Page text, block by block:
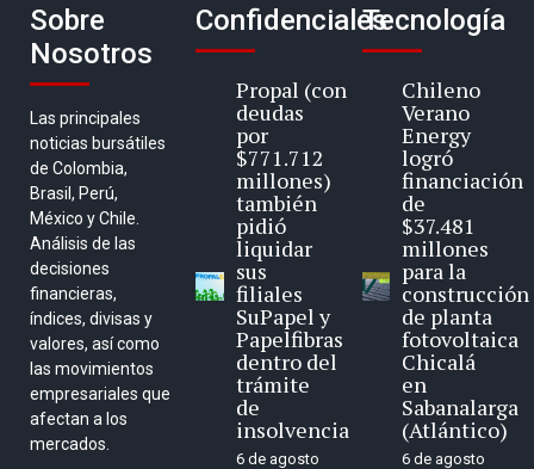
Sobre
Nosotros
Las principales
noticias bursátiles
de Colombia,
Brasil, Perú,
México y Chile.
Análisis de las
decisiones
financieras,
índices, divisas y
valores, así como
las movimientos
empresariales que
afectan a los
mercados.
Confidenciales
Propal (con
deudas
por
$771.712
millones)
también
pidió
liquidar
sus
filiales
SuPapel y
Papelfibras
dentro del
trámite
de
insolvencia
6 de agosto
Tecnología
Chileno
Verano
Energy
logró
financiación
de
$37.481
millones
para la
construcción
de planta
fotovoltaica
Chicalá
en
Sabanalarga
(Atlántico)
6 de agosto